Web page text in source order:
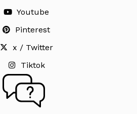
Youtube
Pinterest
x / Twitter
Tiktok